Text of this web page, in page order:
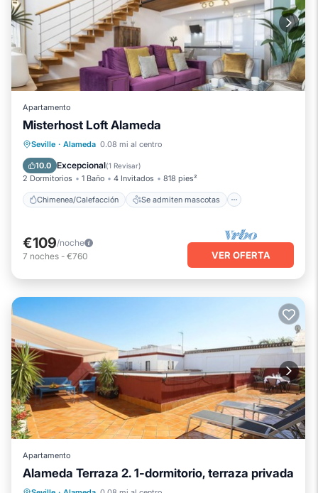
Apartamento
Misterhost Loft Alameda
Seville · Alameda 0.08 mi al centro
10.0 Excepcional(1 Revisar)
2 Dormitorios 1 Baño 4 Invitados 818 pies²
Chimenea/Calefacción Se admiten mascotas
Chimenea/Calefacción
Se admiten mascotas
Aire acondicionado
€109/noche
7 noches - €760 VER OFERTA
Apartamento
Alameda Terraza 2. 1-dormitorio, terraza privada